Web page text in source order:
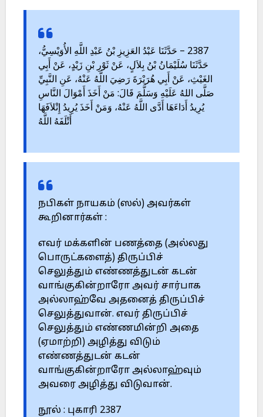
2387 – حَدَّثَنَا عَبْدُ العَزِيزِ بْنُ عَبْدِ اللَّهِ الأُوَيْسِيُّ،
حَدَّثَنَا سُلَيْمَانُ بْنُ بِلاَلٍ، عَنْ ثَوْرِ بْنِ زَيْدٍ، عَنْ أَبِي
الغَيْثِ، عَنْ أَبِي هُرَيْرَةَ رَضِيَ اللَّهُ عَنْهُ، عَنِ النَّبِيِّ
صَلَّى اللهُ عَلَيْهِ وَسَلَّمَ قَالَ: مَنْ أَخَذَ أَمْوَالَ النَّاسِ
يُرِيدُ أَدَاءَهَا أَدَّى اللَّهُ عَنْهُ، وَمَنْ أَخَذَ يُرِيدُ إِتْلاَفَهَا
أَتْلَفَهُ اللَّهُ
நபிகள் நாயகம் (ஸல்) அவர்கள்
கூறினார்கள் :
எவர் மக்களின் பணத்தை (அல்லது
பொருட்களைத்) திருப்பிச்
செலுத்தும் எண்ணத்துடன் கடன்
வாங்குகின்றாரோ அவர் சார்பாக
அல்லாஹ்வே அதனைத் திருப்பிச்
செலுத்துவான். எவர் திருப்பிச்
செலுத்தும் எண்ணமின்றி அதை
(ஏமாற்றி) அழித்து விடும்
எண்ணத்துடன் கடன்
வாங்குகின்றாரோ அல்லாஹ்வும்
அவரை அழித்து விடுவான்.
நூல் : புகாரி 2387